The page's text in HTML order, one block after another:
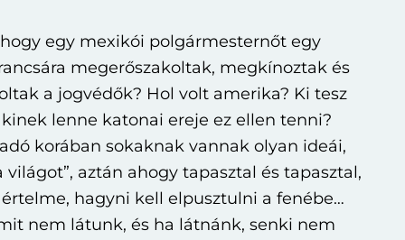
egy mexikói polgármesternőt egy
megerőszakoltak, megkínoztak és
a jogvédők? Hol volt amerika? Ki tesz
lenne katonai ereje ez ellen tenni?
korában sokaknak vannak olyan ideái,
aztán ahogy tapasztal és tapasztal,
hagyni kell elpusztulni a fenébe…
nem látunk, és ha látnánk, senki nem